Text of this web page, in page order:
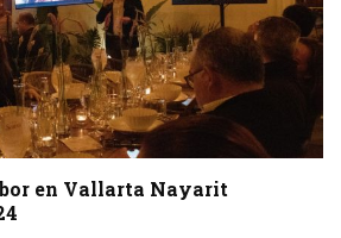
en Vallarta Nayarit